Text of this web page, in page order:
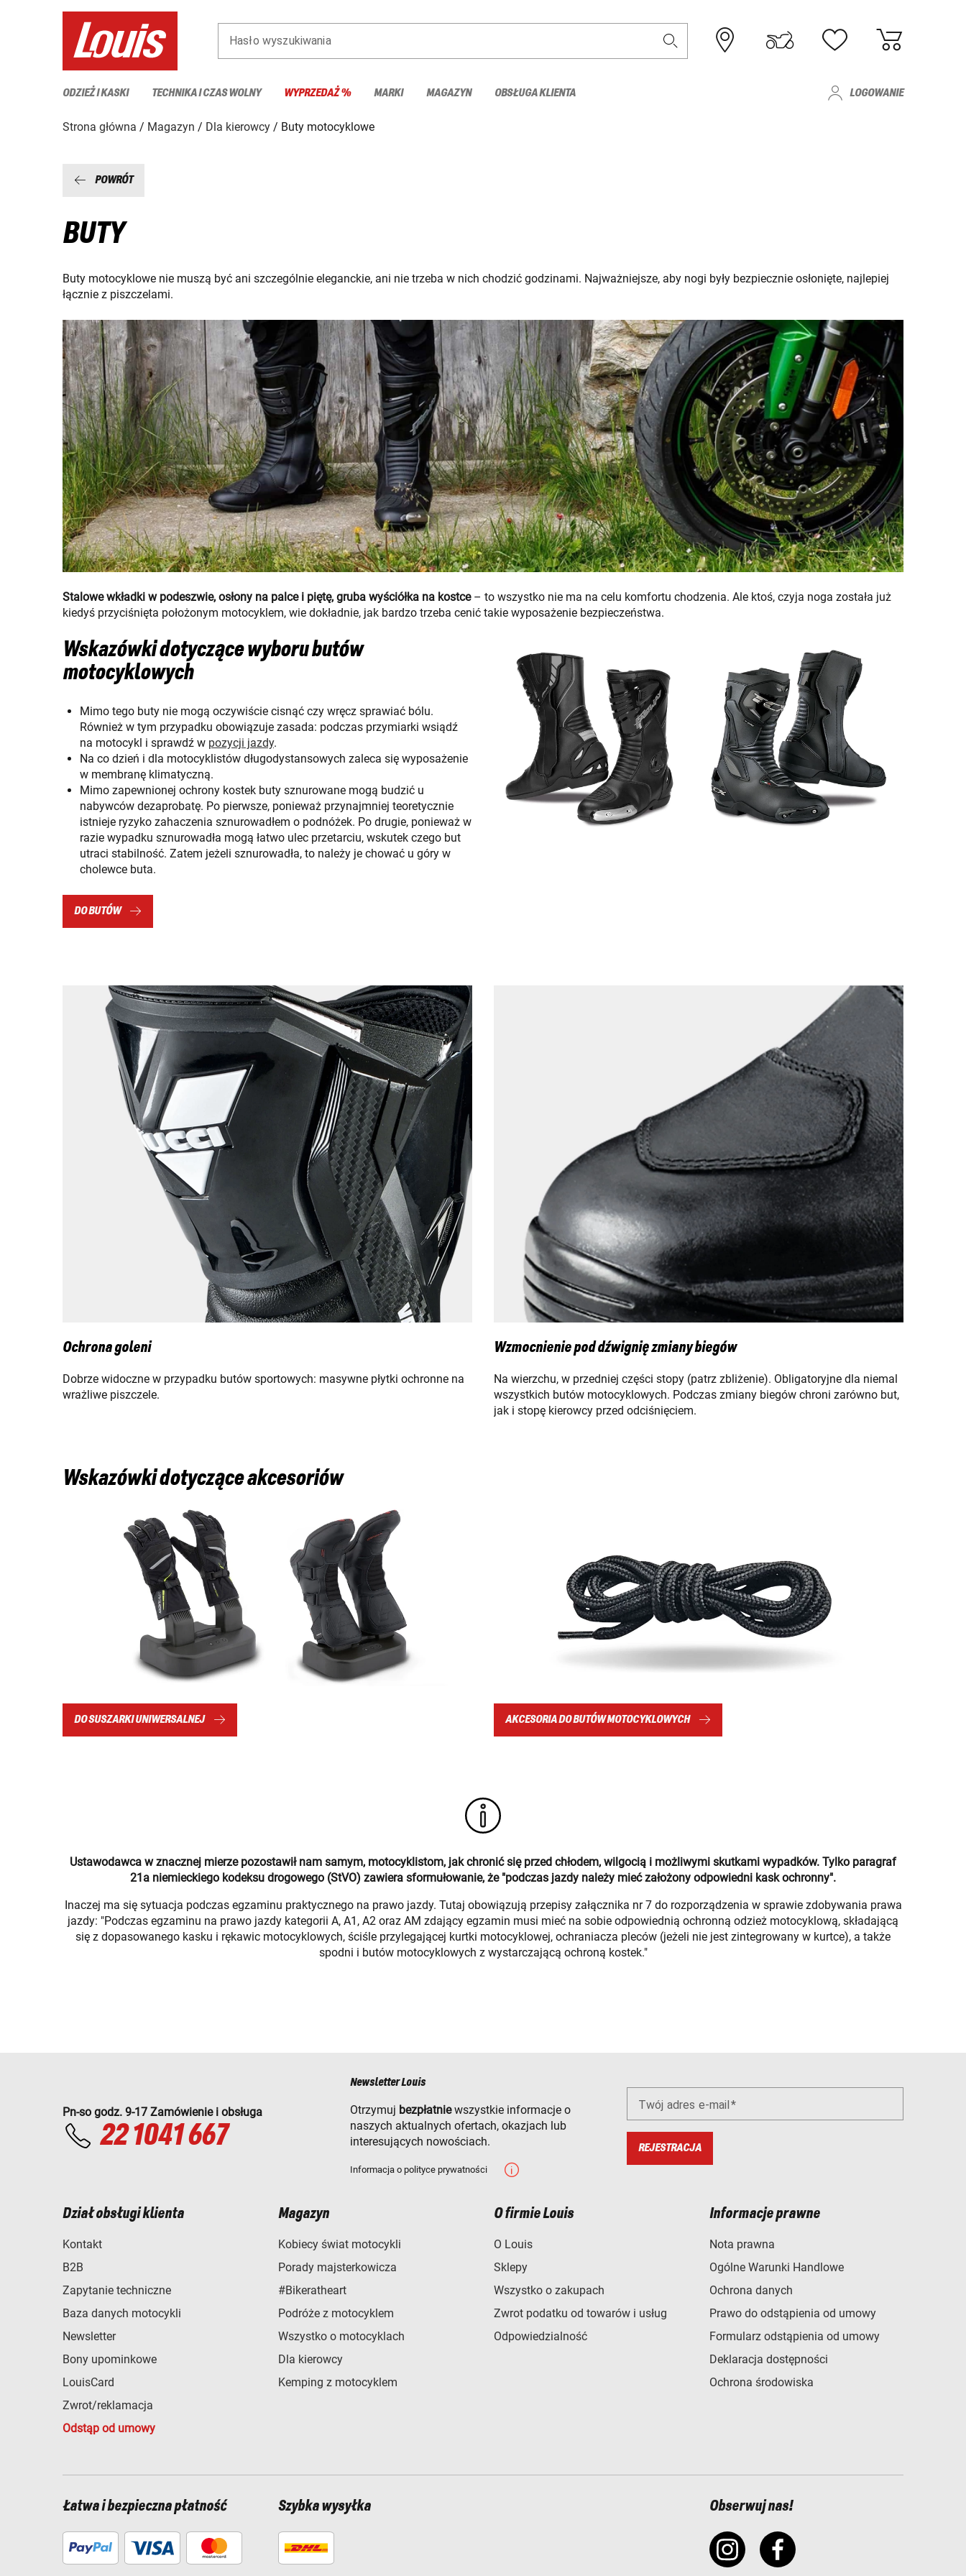
Hasło wyszukiwania
ODZIEŻ I KASKI TECHNIKA I CZAS WOLNY WYPRZEDAŻ % MARKI MAGAZYN OBSŁUGA KLIENTA LOGOWANIE
Strona główna Magazyn Dla kierowcy Buty motocyklowe
POWRÓT
BUTY
Buty motocyklowe nie muszą być ani szczególnie eleganckie, ani nie trzeba w nich chodzić godzinami. Najważniejsze, aby nogi były bezpiecznie osłonięte, najlepiej
łącznie z piszczelami.
Stalowe wkładki w podeszwie, osłony na palce i piętę, gruba wyściółka na kostce– to wszystko nie ma na celu komfortu chodzenia. Ale ktoś, czyja noga została już
kiedyś przyciśnięta położonym motocyklem, wie dokładnie, jak bardzo trzeba cenić takie wyposażenie bezpieczeństwa.
Wskazówki dotyczące wyboru butów
motocyklowych
Mimo tego buty nie mogą oczywiście cisnąć czy wręcz sprawiać bólu.
Również w tym przypadku obowiązuje zasada: podczas przymiarki wsiądź
na motocykl i sprawdź w pozycji jazdy.
Na co dzień i dla motocyklistów długodystansowych zaleca się wyposażenie
w membranę klimatyczną.
Mimo zapewnionej ochrony kostek buty sznurowane mogą budzić u
nabywców dezaprobatę. Po pierwsze, ponieważ przynajmniej teoretycznie
istnieje ryzyko zahaczenia sznurowadłem o podnóżek. Po drugie, ponieważ w
razie wypadku sznurowadła mogą łatwo ulec przetarciu, wskutek czego but
utraci stabilność. Zatem jeżeli sznurowadła, to należy je chować u góry w
cholewce buta.
DO BUTÓW
Ochrona goleni
Dobrze widoczne w przypadku butów sportowych: masywne płytki ochronne na
wrażliwe piszczele.
Wzmocnienie pod dźwignię zmiany biegów
Na wierzchu, w przedniej części stopy (patrz zbliżenie). Obligatoryjne dla niemal
wszystkich butów motocyklowych. Podczas zmiany biegów chroni zarówno but,
jak i stopę kierowcy przed odciśnięciem.
Wskazówki dotyczące akcesoriów
DO SUSZARKI UNIWERSALNEJ AKCESORIA DO BUTÓW MOTOCYKLOWYCH
Ustawodawca w znacznej mierze pozostawił nam samym, motocyklistom, jak chronić się przed chłodem, wilgocią i możliwymi skutkami wypadków. Tylko paragraf
21a niemieckiego kodeksu drogowego (StVO) zawiera sformułowanie, że "podczas jazdy należy mieć założony odpowiedni kask ochronny".
Inaczej ma się sytuacja podczas egzaminu praktycznego na prawo jazdy. Tutaj obowiązują przepisy załącznika nr 7 do rozporządzenia w sprawie zdobywania prawa
jazdy: "Podczas egzaminu na prawo jazdy kategorii A, A1, A2 oraz AM zdający egzamin musi mieć na sobie odpowiednią ochronną odzież motocyklową, składającą
się z dopasowanego kasku i rękawic motocyklowych, ściśle przylegającej kurtki motocyklowej, ochraniacza pleców (jeżeli nie jest zintegrowany w kurtce), a także
spodni i butów motocyklowych z wystarczającą ochroną kostek."
Pn-so godz. 9-17 Zamówienie i obsługa
22 1041 667
Newsletter Louis
Otrzymuj bezpłatniewszystkie informacje o
naszych aktualnych ofertach, okazjach lub
interesujących nowościach.
Informacja o polityce prywatności
Twój adres e-mail
REJESTRACJA
Dział obsługi klienta
Kontakt
B2B
Zapytanie techniczne
Baza danych motocykli
Newsletter
Bony upominkowe
LouisCard
Zwrot/reklamacja
Odstąp od umowy
Magazyn
Kobiecy świat motocykli
Porady majsterkowicza
#Bikeratheart
Podróże z motocyklem
Wszystko o motocyklach
Dla kierowcy
Kemping z motocyklem
O firmie Louis
O Louis
Sklepy
Wszystko o zakupach
Zwrot podatku od towarów i usług
Odpowiedzialność
Informacje prawne
Nota prawna
Ogólne Warunki Handlowe
Ochrona danych
Prawo do odstąpienia od umowy
Formularz odstąpienia od umowy
Deklaracja dostępności
Ochrona środowiska
Łatwa i bezpieczna płatność Szybka wysyłka Obserwuj nas!